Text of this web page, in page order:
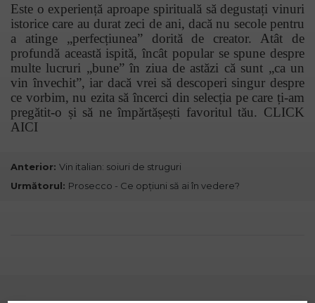
Este o experiență aproape spirituală să degustați vinuri
istorice care au durat zeci de ani, dacă nu secole pentru
a atinge „perfecțiunea” dorită de creator. Atât de
profundă această ispită, încât popular se spune despre
multe lucruri „bune” în ziua de astăzi că sunt „ca un
vin învechit”, iar dacă vrei să descoperi singur despre
ce vorbim, nu ezita să încerci din selecția pe care ți-am
pregătit-o și să ne împărtășești favoritul tău. CLICK
AICI
Anterior: Vin italian: soiuri de struguri
Următorul: Prosecco - Ce opțiuni să ai în vedere?